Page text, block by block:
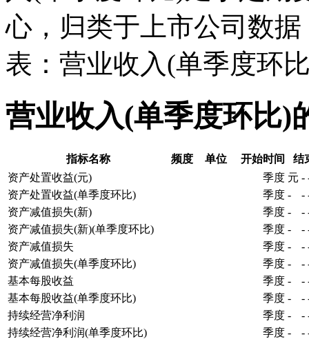
心，归类于上市公司数
表：营业收入(单季度环
营业收入(单季度环比)
指标名称 频度 单位 开始时间
结
资产处置收益(元)
季度 元 -
资产处置收益(单季度环比)
季度 - -
资产减值损失(新)
季度 - -
资产减值损失(新)(单季度环比)
季度 - -
资产减值损失
季度 - -
资产减值损失(单季度环比)
季度 - -
基本每股收益
季度 - -
基本每股收益(单季度环比)
季度 - -
持续经营净利润
季度 - -
持续经营净利润(单季度环比)
季度 - -